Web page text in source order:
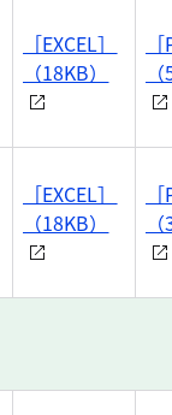
［EXCEL］
（18KB）
［EXCEL］
（18KB）